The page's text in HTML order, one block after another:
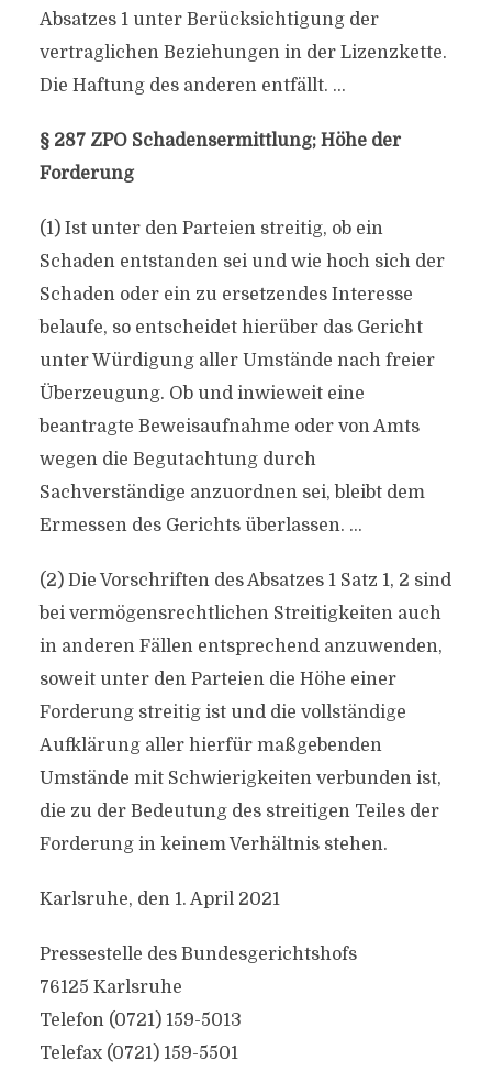
Absatzes 1 unter Berücksichtigung der
vertraglichen Beziehungen in der Lizenzkette.
Die Haftung des anderen entfällt. …
§ 287 ZPO Schadensermittlung; Höhe der
Forderung
(1) Ist unter den Parteien streitig, ob ein
Schaden entstanden sei und wie hoch sich der
Schaden oder ein zu ersetzendes Interesse
belaufe, so entscheidet hierüber das Gericht
unter Würdigung aller Umstände nach freier
Überzeugung. Ob und inwieweit eine
beantragte Beweisaufnahme oder von Amts
wegen die Begutachtung durch
Sachverständige anzuordnen sei, bleibt dem
Ermessen des Gerichts überlassen. …
(2) Die Vorschriften des Absatzes 1 Satz 1, 2 sind
bei vermögensrechtlichen Streitigkeiten auch
in anderen Fällen entsprechend anzuwenden,
soweit unter den Parteien die Höhe einer
Forderung streitig ist und die vollständige
Aufklärung aller hierfür maßgebenden
Umstände mit Schwierigkeiten verbunden ist,
die zu der Bedeutung des streitigen Teiles der
Forderung in keinem Verhältnis stehen.
Karlsruhe, den 1. April 2021
Pressestelle des Bundesgerichtshofs
76125 Karlsruhe
Telefon (0721) 159-5013
Telefax (0721) 159-5501